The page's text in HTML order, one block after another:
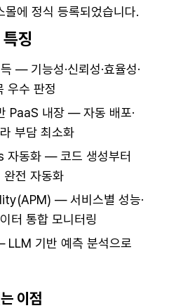
몰에 정식 등록되었습니다.
징
— 기능성·신뢰성·효율성·
우수 판정
PaaS 내장 — 자동 배포·
부담 최소화
동화 — 코드 생성부터
완전 자동화
— 서비스별 성능·
터 통합 모니터링
기반 예측 분석으로
이점